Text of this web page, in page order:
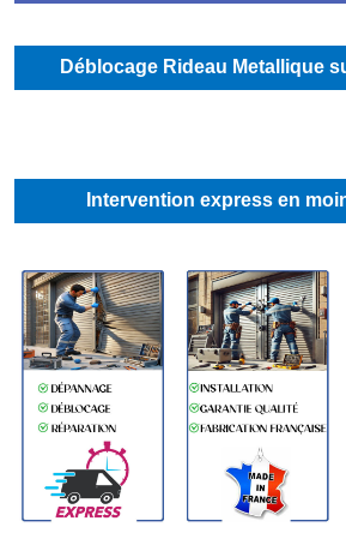
Déblocage Rideau Metallique
Intervention express en